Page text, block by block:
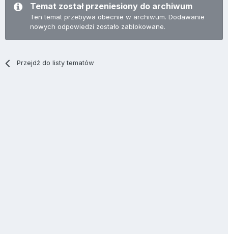
Temat został przeniesiony do archiwum
Ten temat przebywa obecnie w archiwum. Dodawanie
nowych odpowiedzi zostało zablokowane.
Przejdź do listy tematów